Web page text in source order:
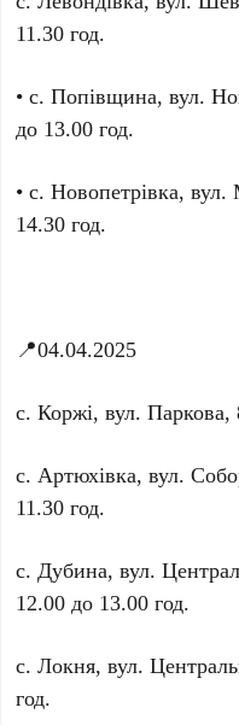
11.30 год.
• с. Попівщина, вул.
до 13.00 год.
• с. Новопетрівка,
14.30 год.
📍04.04.2025
с. Коржі, вул.
с. Артюхівка, вул.
11.30 год.
с. Дубина, вул.
12.00 до 13.00 год.
с. Локня, вул.
год.